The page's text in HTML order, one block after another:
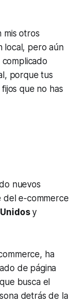
mis otros
local, pero aún
complicado
porque tus
que no has
nuevos
dele-commerce
y
, ha
de página
busca el
detrás de la